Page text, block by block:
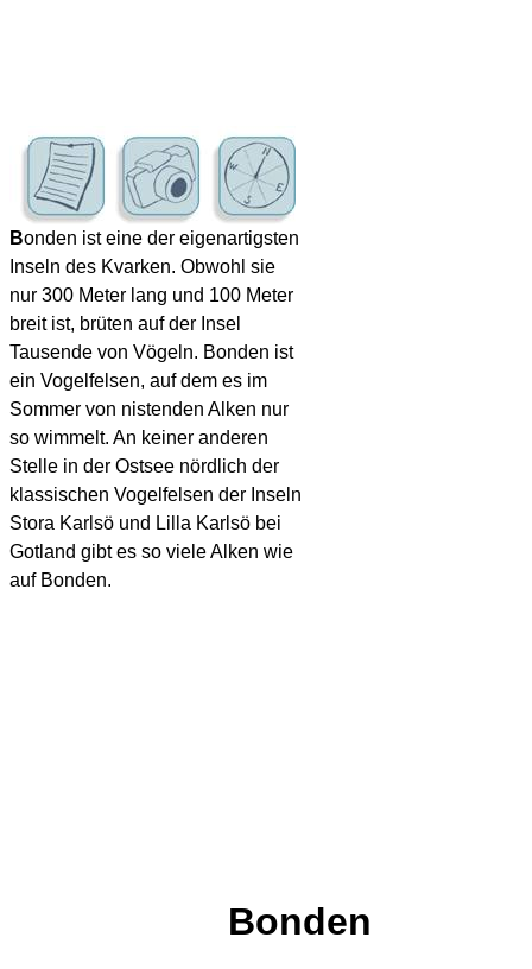
Bonden ist eine der eigenartigsten
Inseln des Kvarken. Obwohl sie
nur 300 Meter lang und 100 Meter
breit ist, brüten auf der Insel
Tausende von Vögeln. Bonden ist
ein Vogelfelsen, auf dem es im
Sommer von nistenden Alken nur
so wimmelt. An keiner anderen
Stelle in der Ostsee nördlich der
klassischen Vogelfelsen der Inseln
Stora Karlsö und Lilla Karlsö bei
Gotland gibt es so viele Alken wie
auf Bonden.
Bonden